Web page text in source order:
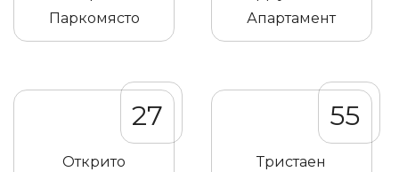
Паркомясто
Апартамент
27
Открито
55
Тристаен